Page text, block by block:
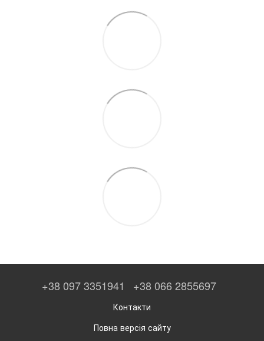
+38 097 3351941 +38 066 2855697
Контакти
Повна версія сайту